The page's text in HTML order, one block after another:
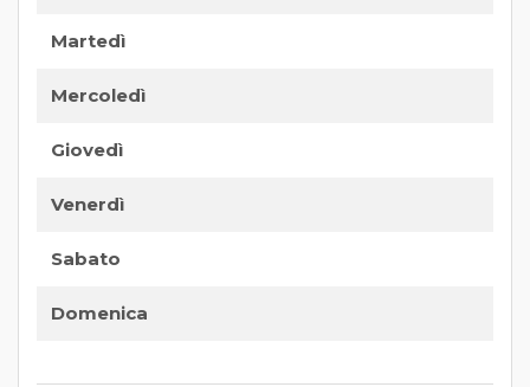
Martedì
Mercoledì
Giovedì
Venerdì
Sabato
Domenica